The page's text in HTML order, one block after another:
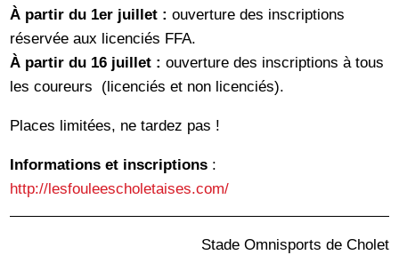
À partir du 1er juillet : ouverture des inscriptions
réservée aux licenciés FFA.
À partir du 16 juillet : ouverture des inscriptions à tous
les coureurs (licenciés et non licenciés).
Places limitées, ne tardez pas !
Informations et inscriptions :
http://lesfouleescholetaises.com/
Stade Omnisports de Cholet